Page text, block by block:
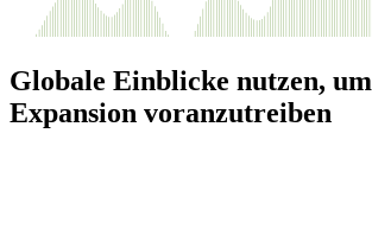
Globale Einblicke nutzen,
Expansion voranzutreiben